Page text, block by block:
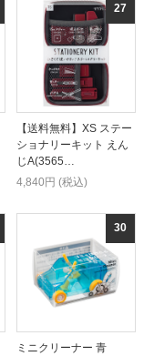
【送料無料】XS ステー
ショナリーキット えん
じA(3565…
4,840円 (税込)
ミニクリーナー 青